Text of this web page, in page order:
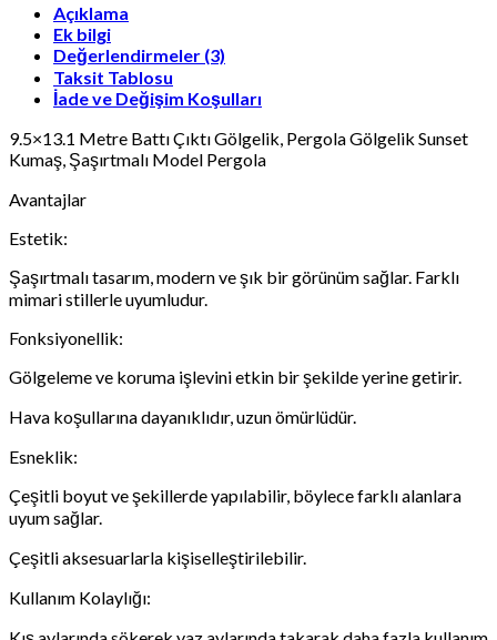
Şaşırtmalı
Model
Pergola
adet
Açıklama
Ek bilgi
Değerlendirmeler (3)
Taksit Tablosu
İade ve Değişim Koşulları
9.5×13.1 Metre Battı Çıktı Gölgelik, Pergola Gölgelik Sunset
Kumaş, Şaşırtmalı Model Pergola
Avantajlar
Estetik:
Şaşırtmalı tasarım, modern ve şık bir görünüm sağlar. Farklı
mimari stillerle uyumludur.
Fonksiyonellik:
Gölgeleme ve koruma işlevini etkin bir şekilde yerine getirir.
Hava koşullarına dayanıklıdır, uzun ömürlüdür.
Esneklik:
Çeşitli boyut ve şekillerde yapılabilir, böylece farklı alanlara
uyum sağlar.
Çeşitli aksesuarlarla kişiselleştirilebilir.
Kullanım Kolaylığı: